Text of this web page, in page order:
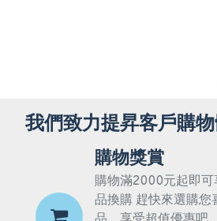
我們致力提昇客戶購
購物獎賞
購物滿2000元起即可
品換購 趕快來選購您